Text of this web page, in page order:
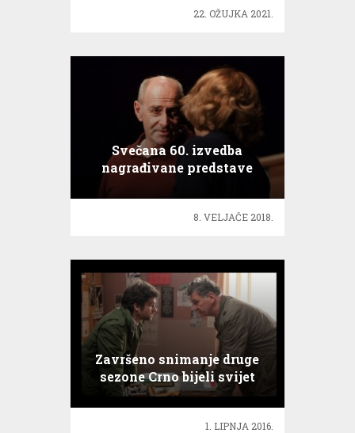
22. OŽUJKA 2021.
Svečana 60. izvedba
nagrađivane predstave
Kako život
8. VELJAČE 2018.
Završeno snimanje druge
sezone Crno bijeli svijet
1. LIPNJA 2016.